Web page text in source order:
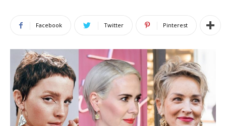
Facebook Twitter Pinterest